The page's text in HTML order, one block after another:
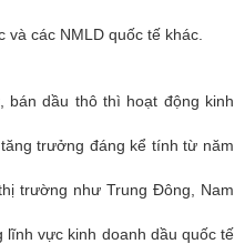
các NMLD quốc tế khác.
bán dầu thô thì hoạt động kinh
trưởng đáng kể tính từ năm
trường như Trung Đông, Nam
vực kinh doanh dầu quốc tế